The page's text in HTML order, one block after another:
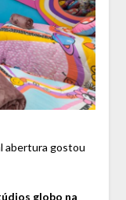
abertura gostou
globo na